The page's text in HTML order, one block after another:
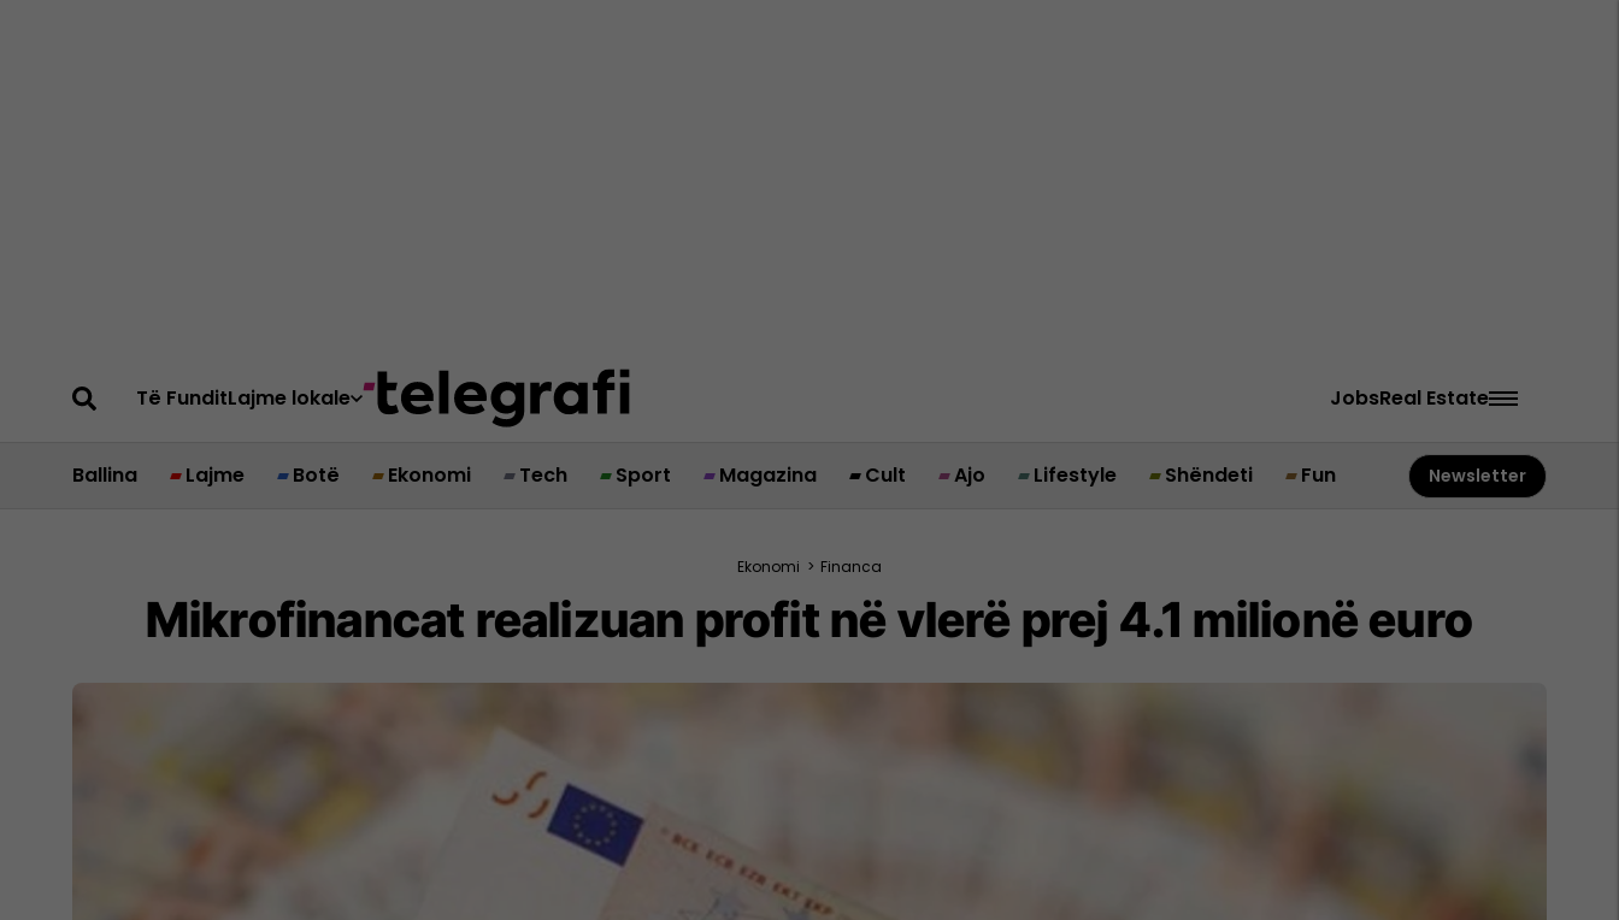
Të FunditLajme lokale JobsReal Estate
Ballina Lajme Botë Ekonomi Tech Sport Magazina Cult Ajo Lifestyle Shëndeti Fun Newsletter
Ekonomi > Financa
Mikrofinancat realizuan profit në vlerë prej 4.1 milionë euro